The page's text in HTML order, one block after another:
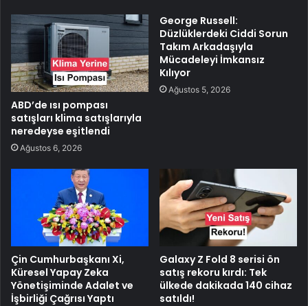
ABD’de ısı pompası
satışları klima satışlarıyla
neredeyse eşitlendi
Ağustos 6, 2026
George Russell:
Düzlüklerdeki Ciddi Sorun
Takım Arkadaşıyla
Mücadeleyi İmkansız
Kılıyor
Ağustos 5, 2026
Çin Cumhurbaşkanı Xi,
Küresel Yapay Zeka
Yönetişiminde Adalet ve
İşbirliği Çağrısı Yaptı
Galaxy Z Fold 8 serisi ön
satış rekoru kırdı: Tek
ülkede dakikada 140 cihaz
satıldı!